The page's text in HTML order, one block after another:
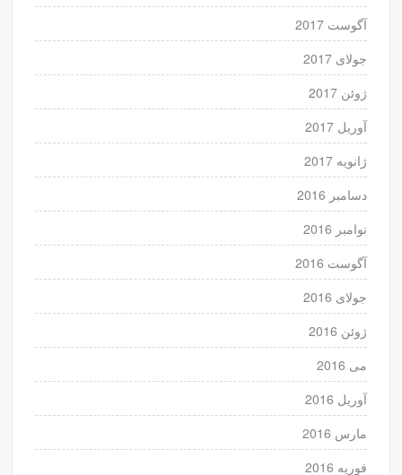
آگوست 2017
جولای 2017
ژوئن 2017
آوریل 2017
ژانویه 2017
دسامبر 2016
نوامبر 2016
آگوست 2016
جولای 2016
ژوئن 2016
می 2016
آوریل 2016
مارس 2016
فوریه 2016